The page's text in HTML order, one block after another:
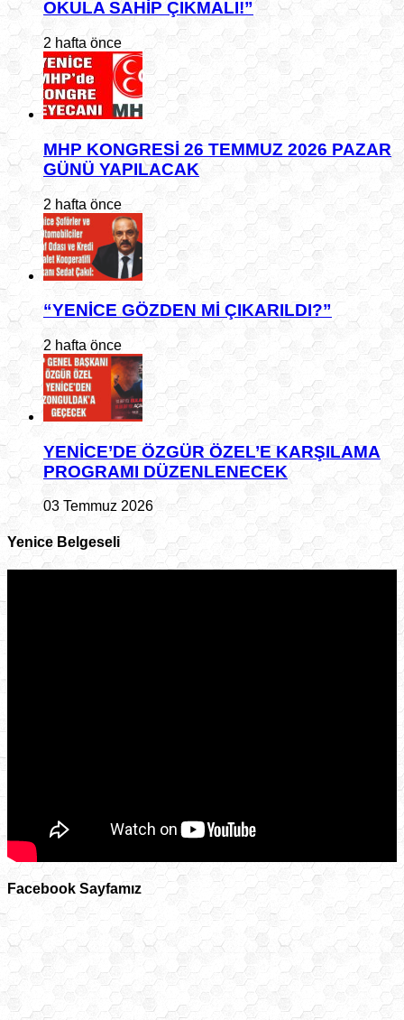
OKULA SAHİP ÇIKMALI!”
2 hafta önce
MHP KONGRESİ 26 TEMMUZ 2026 PAZAR
GÜNÜ YAPILACAK
2 hafta önce
“YENİCE GÖZDEN Mİ ÇIKARILDI?”
2 hafta önce
YENİCE’DE ÖZGÜR ÖZEL’E KARŞILAMA
PROGRAMI DÜZENLENECEK
03 Temmuz 2026
Yenice Belgeseli
Facebook Sayfamız